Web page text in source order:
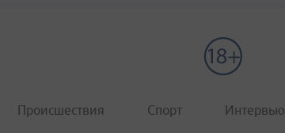
Происшествия Спорт Интервью